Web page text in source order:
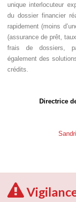
unique interlocuteur
du dossier financier
rapidement (moins
(assurance de prêt,
frais de dossiers,
également des
crédits.
Directrice